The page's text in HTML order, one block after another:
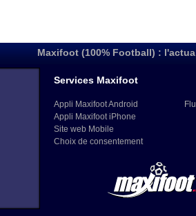
Maxifoot (100% Football) :
Services Maxifoot
Appli Maxifoot Android
Appli Maxifoot iPhone
Site web Mobile
Choix de consentement